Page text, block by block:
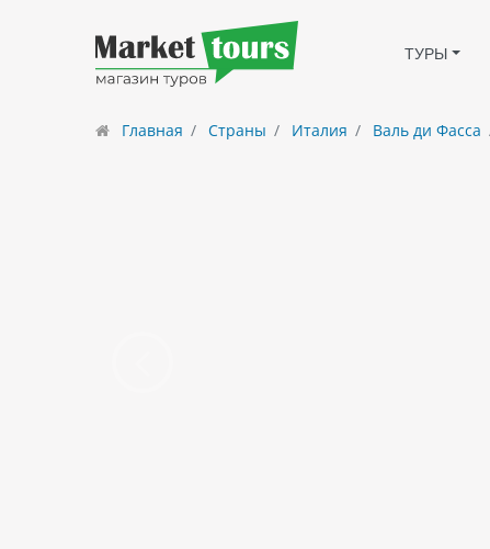
ТУРЫ
Главная Страны Италия Валь ди Фасса